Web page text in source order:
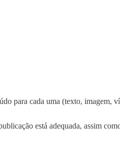
para cada uma (texto, imagem,
está adequada, assim